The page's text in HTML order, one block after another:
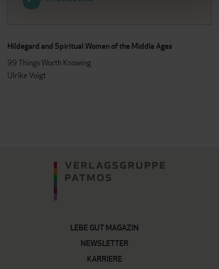
Hildegard and Spiritual Women of the Middle Ages
99 Things Worth Knowing
Ulrike Voigt
LEBE GUT MAGAZIN
NEWSLETTER
KARRIERE